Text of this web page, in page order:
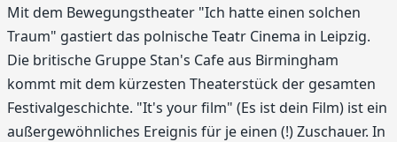
Mit dem Bewegungstheater "Ich hatte einen solchen
Traum" gastiert das polnische Teatr Cinema in Leipzig.
Die britische Gruppe Stan's Cafe aus Birmingham
kommt mit dem kürzesten Theaterstück der gesamten
Festivalgeschichte. "It's your film" (Es ist dein Film) ist ein
außergewöhnliches Ereignis für je einen (!) Zuschauer. In